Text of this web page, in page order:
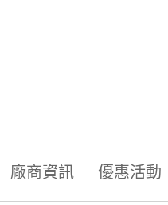
廠商資訊 優惠活動